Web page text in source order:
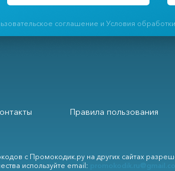
соглашение и Условия
Правила пользования
с Промокодик.ру на других сайтах
используйте email: